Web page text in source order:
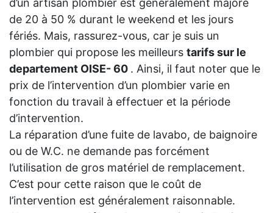
de 20 à 50 % durant le weekend et les jours
fériés. Mais, rassurez-vous, car je suis un
plombier qui propose les meilleurs tarifs sur le
departement OISE- 60 . Ainsi, il faut noter que le
prix de l’intervention d’un plombier varie en
fonction du travail à effectuer et la période
d’intervention.
La réparation d’une fuite de lavabo, de baignoire
ou de W.C. ne demande pas forcément
l’utilisation de gros matériel de remplacement.
C’est pour cette raison que le coût de
l’intervention est généralement raisonnable.